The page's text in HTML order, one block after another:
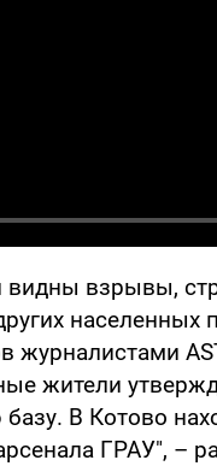
взрывы,
населенных
журналистами
жители
В Котово
ГРАУ", –